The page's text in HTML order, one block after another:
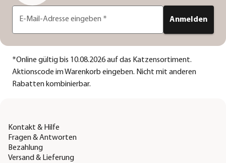
E-Mail-Adresse eingeben * Anmelden
*Online gültig bis 10.08.2026 auf das Katzensortiment.
Aktionscode im Warenkorb eingeben. Nicht mit anderen
Rabatten kombinierbar.
Kontakt & Hilfe
Fragen & Antworten
Bezahlung
Versand & Lieferung